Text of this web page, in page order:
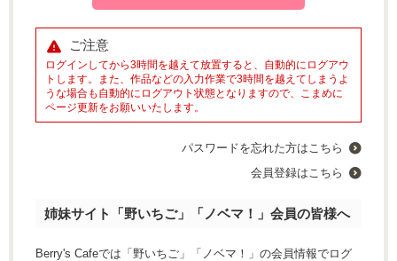
ご注意
ログインしてから3時間を越えて放置すると、自動的にログアウ
トします。また、作品などの入力作業で3時間を越えてしまうよ
うな場合も自動的にログアウト状態となりますので、こまめに
ページ更新をお願いいたします。
パスワードを忘れた方はこちら
会員登録はこちら
姉妹サイト「野いちご」「ノベマ！」会員の皆様へ
Berry's Cafeでは「野いちご」「ノベマ！」の会員情報でログ